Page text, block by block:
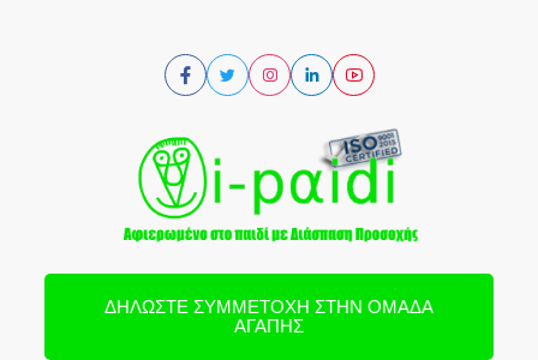
ΔΗΛΏΣΤΕ ΣΥΜΜΕΤΟΧΉ ΣΤΗΝ ΟΜΆΔΑ
ΑΓΆΠΗΣ